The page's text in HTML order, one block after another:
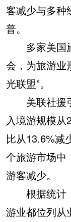
客减少与多种
普。
多家美国旅
会，为旅游业
光联盟”。
美联社援引
入境游规模
比从13.6%减
个旅游市场中
游客减少。
根据统计，
游业都位列从